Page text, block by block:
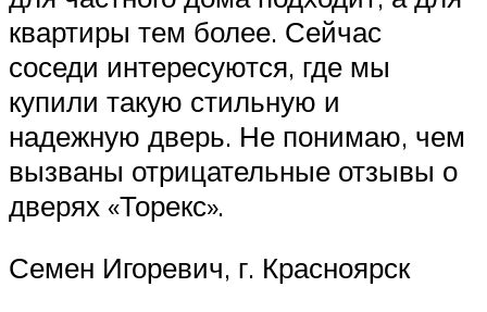
квартиры тем более. Сейчас
соседи интересуются, где мы
купили такую стильную и
надежную дверь. Не понимаю, чем
вызваны отрицательные отзывы о
дверях «Торекс».
Семен Игоревич, г. Красноярск